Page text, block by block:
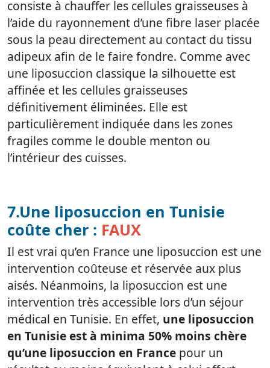
consiste à chauffer les cellules graisseuses à
l’aide du rayonnement d’une fibre laser placée
sous la peau directement au contact du tissu
adipeux afin de le faire fondre. Comme avec
une liposuccion classique la silhouette est
affinée et les cellules graisseuses
définitivement éliminées. Elle est
particulièrement indiquée dans les zones
fragiles comme le double menton ou
l’intérieur des cuisses.
7.Une liposuccion en Tunisie
coûte cher : FAUX
Il est vrai qu’en France une liposuccion est une
intervention coûteuse et réservée aux plus
aisés. Néanmoins, la liposuccion est une
intervention très accessible lors d’un séjour
médical en Tunisie. En effet, une liposuccion
en Tunisie est à minima 50% moins chère
qu’une liposuccion en France pour un